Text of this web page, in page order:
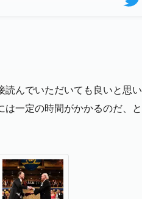
読んでいただいても良いと思い
一定の時間がかかるのだ、と